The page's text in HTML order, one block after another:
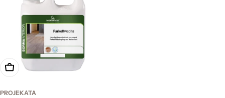
Scegli le opzioni
PROJEKATA